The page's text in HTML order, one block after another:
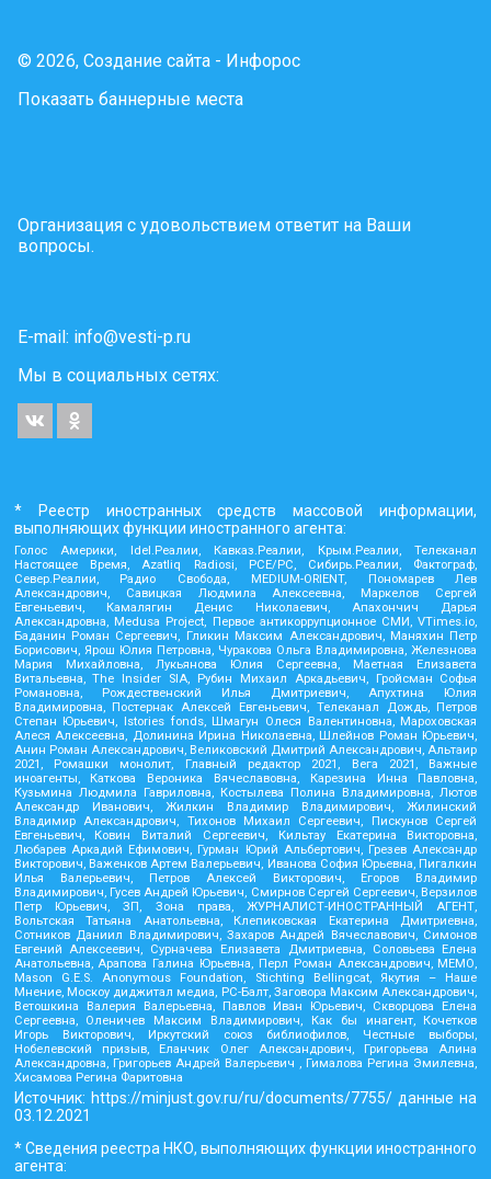
© 2026, Создание сайта - Инфорос
Показать баннерные места
Организация с удовольствием ответит на Ваши
вопросы.
E-mail: info@vesti-p.ru
Мы в социальных сетях:
* Реестр иностранных средств массовой информации,
выполняющих функции иностранного агента:
Голос Америки, Idel.Реалии, Кавказ.Реалии, Крым.Реалии, Телеканал
Настоящее Время, Azatliq Radiosi, PCE/PC, Сибирь.Реалии, Фактограф,
Север.Реалии, Радио Свобода, MEDIUM-ORIENT, Пономарев Лев
Александрович, Савицкая Людмила Алексеевна, Маркелов Сергей
Евгеньевич, Камалягин Денис Николаевич, Апахончич Дарья
Александровна, Medusa Project, Первое антикоррупционное СМИ, VTimes.io,
Баданин Роман Сергеевич, Гликин Максим Александрович, Маняхин Петр
Борисович, Ярош Юлия Петровна, Чуракова Ольга Владимировна, Железнова
Мария Михайловна, Лукьянова Юлия Сергеевна, Маетная Елизавета
Витальевна, The Insider SIA, Рубин Михаил Аркадьевич, Гройсман Софья
Романовна, Рождественский Илья Дмитриевич, Апухтина Юлия
Владимировна, Постернак Алексей Евгеньевич, Телеканал Дождь, Петров
Степан Юрьевич, Istories fonds, Шмагун Олеся Валентиновна, Мароховская
Алеся Алексеевна, Долинина Ирина Николаевна, Шлейнов Роман Юрьевич,
Анин Роман Александрович, Великовский Дмитрий Александрович, Альтаир
2021, Ромашки монолит, Главный редактор 2021, Вега 2021, Важные
иноагенты, Каткова Вероника Вячеславовна, Карезина Инна Павловна,
Кузьмина Людмила Гавриловна, Костылева Полина Владимировна, Лютов
Александр Иванович, Жилкин Владимир Владимирович, Жилинский
Владимир Александрович, Тихонов Михаил Сергеевич, Пискунов Сергей
Евгеньевич, Ковин Виталий Сергеевич, Кильтау Екатерина Викторовна,
Любарев Аркадий Ефимович, Гурман Юрий Альбертович, Грезев Александр
Викторович, Важенков Артем Валерьевич, Иванова София Юрьевна, Пигалкин
Илья Валерьевич, Петров Алексей Викторович, Егоров Владимир
Владимирович, Гусев Андрей Юрьевич, Смирнов Сергей Сергеевич, Верзилов
Петр Юрьевич, ЗП, Зона права, ЖУРНАЛИСТ-ИНОСТРАННЫЙ АГЕНТ,
Вольтская Татьяна Анатольевна, Клепиковская Екатерина Дмитриевна,
Сотников Даниил Владимирович, Захаров Андрей Вячеславович, Симонов
Евгений Алексеевич, Сурначева Елизавета Дмитриевна, Соловьева Елена
Анатольевна, Арапова Галина Юрьевна, Перл Роман Александрович, МЕМО,
Mason G.E.S. Anonymous Foundation, Stichting Bellingcat, Якутия – Наше
Мнение, Москоу диджитал медиа, РС-Балт, Заговора Максим Александрович,
Ветошкина Валерия Валерьевна, Павлов Иван Юрьевич, Скворцова Елена
Сергеевна, Оленичев Максим Владимирович, Как бы инагент, Кочетков
Игорь Викторович, Иркутский союз библиофилов, Честные выборы,
Нобелевский призыв, Еланчик Олег Александрович, Григорьева Алина
Александровна, Григорьев Андрей Валерьевич , Гималова Регина Эмилевна,
Хисамова Регина Фаритовна
Источник: https://minjust.gov.ru/ru/documents/7755/данные на
03.12.2021
* Сведения реестра НКО, выполняющих функции иностранного
агента: